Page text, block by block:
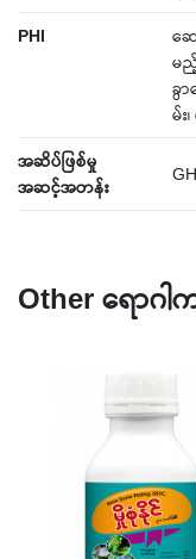
PHI
ဆေ
မည့်
ခွာ
မ်း
အဆိပ်ဖြစ်မှု
အဆင့်အတန်း
Other ရောဂ